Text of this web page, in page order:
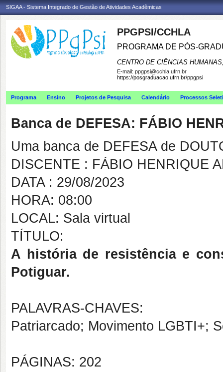
SIGAA - Sistema Integrado de Gestão de Atividades Acadêmicas
PPGPSI/CCHLA
PROGRAMA DE PÓS-
CENTRO DE CIÊNCIAS
E-mail: ppgpsi@cchla.ufrn.br
https://posgraduacao.ufrn.br/ppgpsi
Programa Ensino Projetos de Pesquisa Calendário Processos
Banca de DEFESA: FÁBIO
Uma banca de DEFESA de
DISCENTE : FÁBIO HENRIQUE
DATA : 29/08/2023
HORA: 08:00
LOCAL: Sala virtual
TÍTULO:
A história de resistência e
Potiguar.
PALAVRAS-CHAVES:
Patriarcado; Movimento LGBTI+;
PÁGINAS: 202